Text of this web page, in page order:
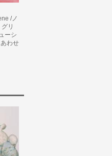
/ノ
リ
ーシ
わせ